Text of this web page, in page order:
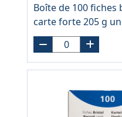
Boîte de 100
carte forte 205 g
cm